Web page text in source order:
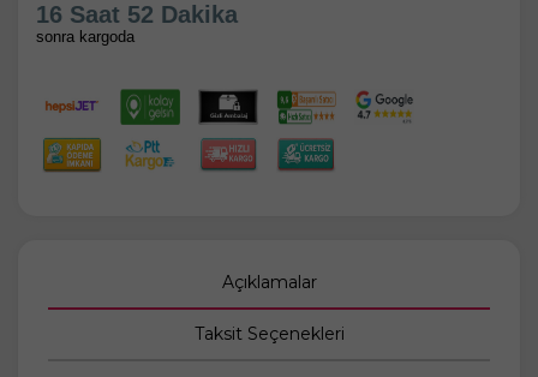
16 Saat 52 Dakika
sonra kargoda
Açıklamalar
Taksit Seçenekleri